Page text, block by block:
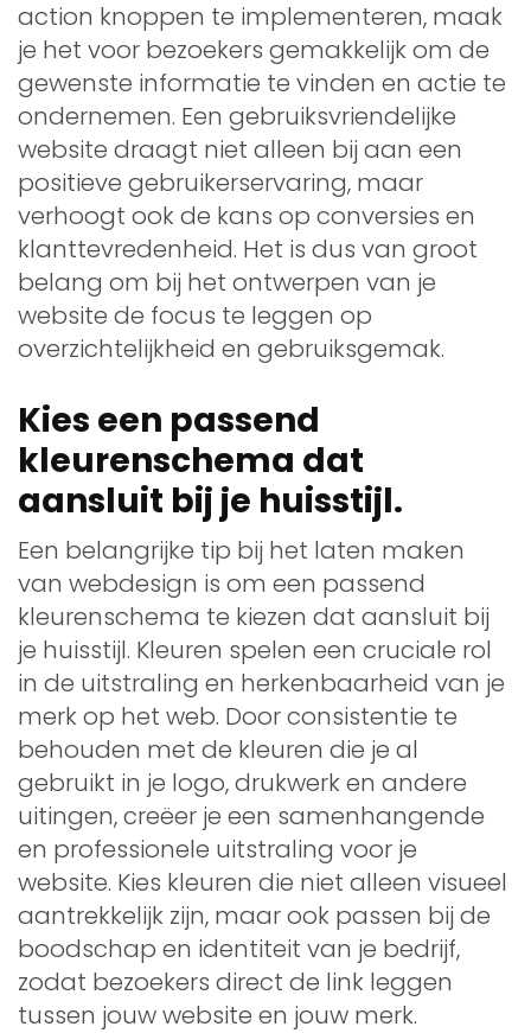
action knoppen te implementeren, maak
je het voor bezoekers gemakkelijk om de
gewenste informatie te vinden en actie te
ondernemen. Een gebruiksvriendelijke
website draagt niet alleen bij aan een
positieve gebruikerservaring, maar
verhoogt ook de kans op conversies en
klanttevredenheid. Het is dus van groot
belang om bij het ontwerpen van je
website de focus te leggen op
overzichtelijkheid en gebruiksgemak.
Kies een passend
kleurenschema dat
aansluit bij je huisstijl.
Een belangrijke tip bij het laten maken
van webdesign is om een passend
kleurenschema te kiezen dat aansluit bij
je huisstijl. Kleuren spelen een cruciale rol
in de uitstraling en herkenbaarheid van je
merk op het web. Door consistentie te
behouden met de kleuren die je al
gebruikt in je logo, drukwerk en andere
uitingen, creëer je een samenhangende
en professionele uitstraling voor je
website. Kies kleuren die niet alleen visueel
aantrekkelijk zijn, maar ook passen bij de
boodschap en identiteit van je bedrijf,
zodat bezoekers direct de link leggen
tussen jouw website en jouw merk.